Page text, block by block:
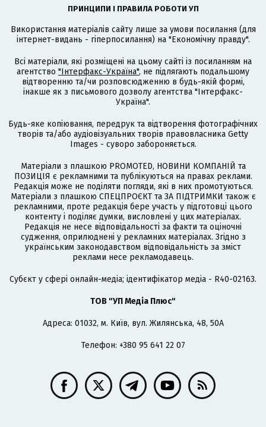
ПРИНЦИПИ І ПРАВИЛА РОБОТИ УП
Використання матеріалів сайту лише за умови посилання (для
інтернет-видань - гіперпосилання) на "Економічну правду".
Всі матеріали, які розміщені на цьому сайті із посиланням на
агентство "Інтерфакс-Україна", не підлягають подальшому
відтворенню та/чи розповсюдженню в будь-якій формі,
інакше як з письмового дозволу агентства "Інтерфакс-
Україна".
Будь-яке копіювання, передрук та відтворення фотографічних
творів та/або аудіовізуальних творів правовласника Getty
Images - суворо забороняється.
Матеріали з плашкою PROMOTED, НОВИНИ КОМПАНІЙ та
ПОЗИЦІЯ є рекламними та публікуються на правах реклами.
Редакція може не поділяти погляди, які в них промотуються.
Матеріали з плашкою СПЕЦПРОЄКТ та ЗА ПІДТРИМКИ також є
рекламними, проте редакція бере участь у підготовці цього
контенту і поділяє думки, висловлені у цих матеріалах.
Редакція не несе відповідальності за факти та оціночні
судження, оприлюднені у рекламних матеріалах. Згідно з
українським законодавством відповідальність за зміст
реклами несе рекламодавець.
Cубєкт у сфері онлайн-медіа; ідентифікатор медіа - R40-02163.
ТОВ "УП Медіа Плюс"
Адреса: 01032, м. Київ, вул. Жилянська, 48, 50А
Телефон: +380 95 641 22 07